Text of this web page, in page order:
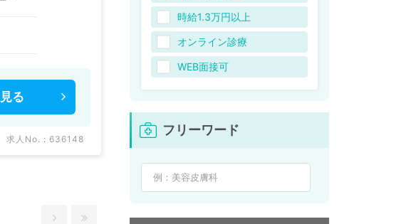
見る
求人No. : 636148
時給1.3万円以上
オンライン診療
WEB面接可
フリーワード